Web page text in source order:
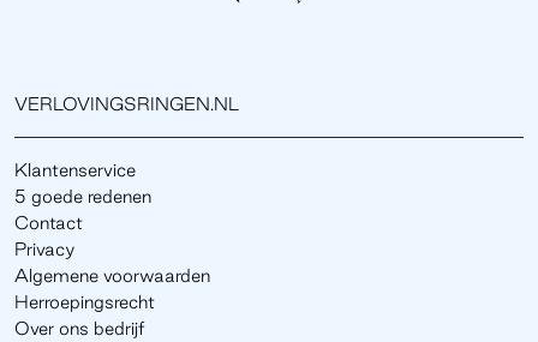
VERLOVINGSRINGEN.NL
Klantenservice
5 goede redenen
Contact
Privacy
Algemene voorwaarden
Herroepingsrecht
Over ons bedrijf